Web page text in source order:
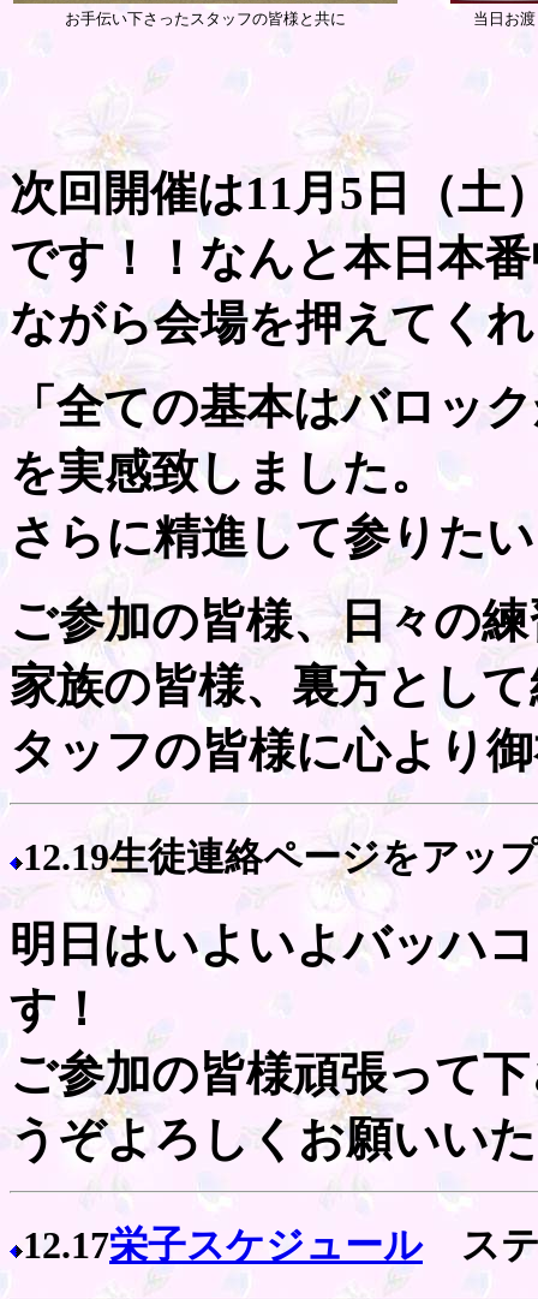
お手伝い下さったスタッフの皆様と共に 当日お
次回開催は11月5日（土
です！！なんと本日本
ながら会場を押えてく
「全ての基本はバロッ
を実感致しました。
さらに精進して参りた
ご参加の皆様、日々の
家族の皆様、裏方とし
タッフの皆様に心より
12.19生徒連絡ページをアッ
明日はいよいよバッハ
す！
ご参加の皆様頑張って
うぞよろしくお願いい
12.17栄子スケジュールステ